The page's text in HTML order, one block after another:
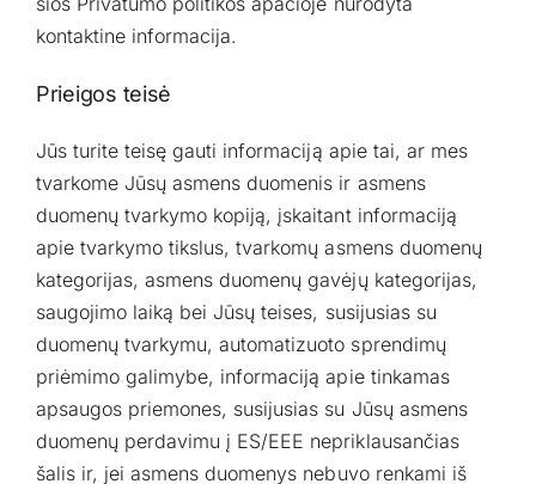
kontaktine informacija.
Prieigos teisė
Jūs turite teisę gauti informaciją apie tai, ar mes
tvarkome Jūsų asmens duomenis ir asmens
duomenų tvarkymo kopiją, įskaitant informaciją
apie tvarkymo tikslus, tvarkomų asmens duomenų
kategorijas, asmens duomenų gavėjų kategorijas,
saugojimo laiką bei Jūsų teises, susijusias su
duomenų tvarkymu, automatizuoto sprendimų
priėmimo galimybe, informaciją apie tinkamas
apsaugos priemones, susijusias su Jūsų asmens
duomenų perdavimu į ES/EEE nepriklausančias
šalis ir, jei asmens duomenys nebuvo renkami iš